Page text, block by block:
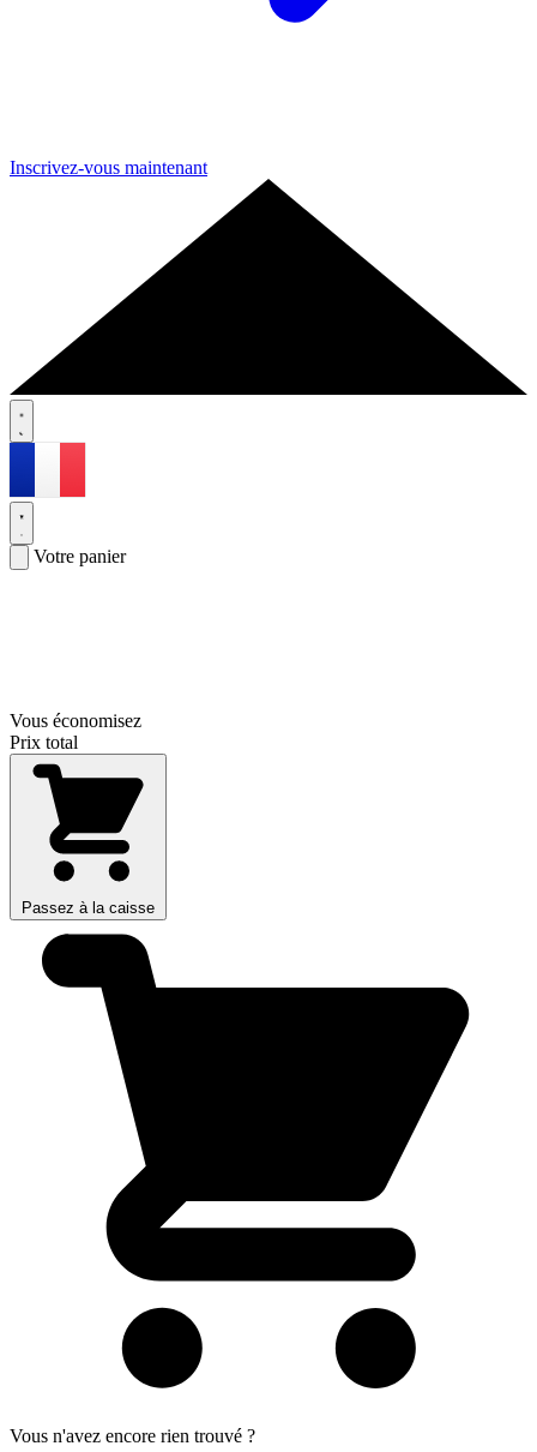
Inscrivez-vous maintenant
Votre panier
Vous économisez
Prix total
Passez à la caisse
Vous n'avez encore rien trouvé ?